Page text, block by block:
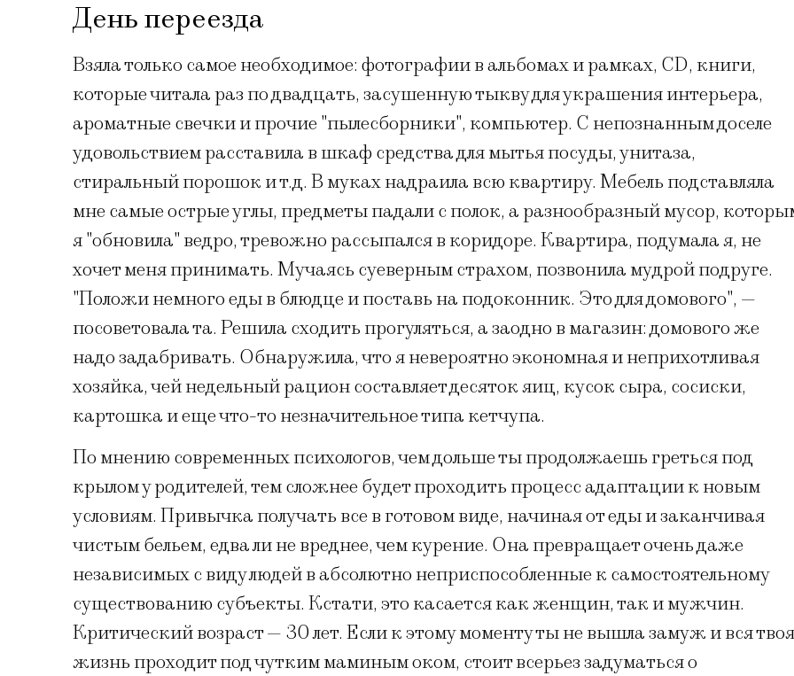
День переезда
Взяла только самое необходимое: фотографии в альбомах и рамках, CD, книги,
которые читала раз по двадцать, засушенную тыкву для украшения интерьера,
ароматные свечки и прочие "пылесборники", компьютер. С непознанным доселе
удовольствием расставила в шкаф средства для мытья посуды, унитаза,
стиральный порошок и т.д. В муках надраила всю квартиру. Мебель подставляла
мне самые острые углы, предметы падали с полок, а разнообразный мусор,
я "обновила" ведро, тревожно рассыпался в коридоре. Квартира, подумала я, не
хочет меня принимать. Мучаясь суеверным страхом, позвонила мудрой подруге.
"Положи немного еды в блюдце и поставь на подоконник. Это для домового", —
посоветовала та. Решила сходить прогуляться, а заодно в магазин: домового же
надо задабривать. Обнаружила, что я невероятно экономная и неприхотливая
хозяйка, чей недельный рацион составляет десяток яиц, кусок сыра, сосиски,
картошка и еще что-то незначительное типа кетчупа.
По мнению современных психологов, чем дольше ты продолжаешь греться под
крылом у родителей, тем сложнее будет проходить процесс адаптации к новым
условиям. Привычка получать все в готовом виде, начиная от еды и заканчивая
чистым бельем, едва ли не вреднее, чем курение. Она превращает очень даже
независимых с виду людей в абсолютно неприспособленные к самостоятельному
существованию субъекты. Кстати, это касается как женщин, так и мужчин.
Критический возраст — 30 лет. Если к этому моменту ты не вышла замуж и вся твоя
жизнь проходит под чутким маминым оком, стоит всерьез задуматься о